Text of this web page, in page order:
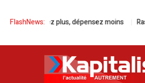
FlashNews:
Kia, roulez plus, dépensez moins